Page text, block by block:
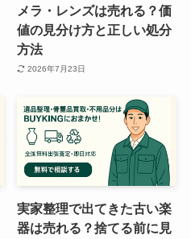
メラ・レンズは売れる？価
値の見分け方と正しい処分
方法
2026年7月23日
実家整理で出てきた古い楽
器は売れる？捨てる前に見